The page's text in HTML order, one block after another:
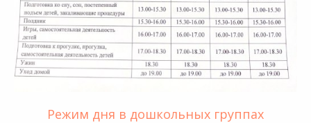
Режим дня в дошкольных группах